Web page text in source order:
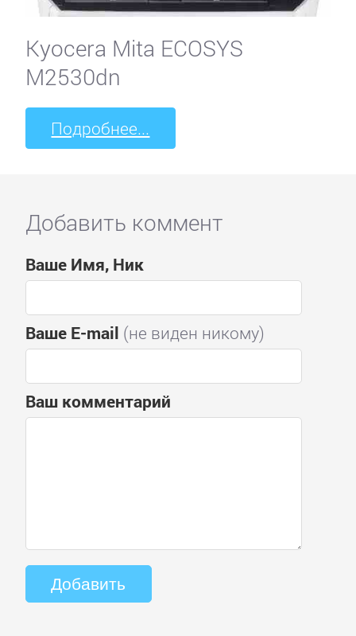
Kyocera Mita ECOSYS
M2530dn
Подробнее...
Добавить коммент
Ваше Имя, Ник
Ваше E-mail (не виден никому)
Ваш комментарий